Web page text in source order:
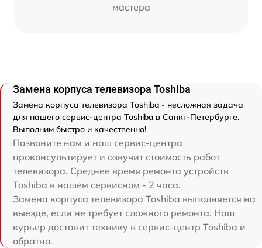
мастера
Замена корпуса телевизора Toshiba
Замена корпуса телевизора Toshiba - несложная задача
для нашего сервис-центра Toshiba в Санкт-Петербурге.
Выполним быстро и качественно!
Позвоните нам и наш сервис-центра
проконсультирует и озвучит стоимость работ
телевизора. Среднее время ремонта устройств
Toshiba в нашем сервисном - 2 часа.
Замена корпуса телевизора Toshiba выполняется на
выезде, если не требует сложного ремонта. Наш
курьер доставит технику в сервис-центр Toshiba и
обратно.